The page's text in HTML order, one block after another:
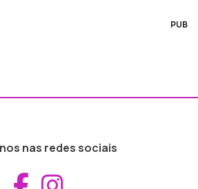
PUB
nas redes sociais